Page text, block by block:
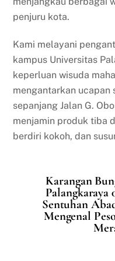
penjuru kota.
Kami melayani
kampus Universitas
keperluan wisuda
mengantarkan ucapan
sepanjang Jalan G.
menjamin produk tiba
berdiri kokoh, dan
Karangan
Palangkaraya
Sentuhan
Mengenal